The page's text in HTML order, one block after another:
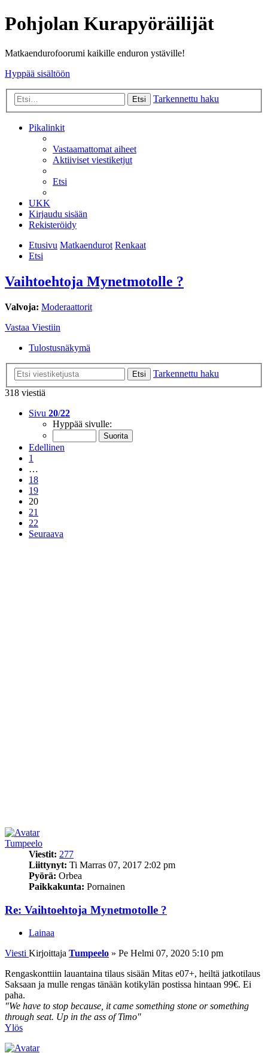
Pohjolan Kurapyöräilijät
Matkaendurofoorumi kaikille enduron ystäville!
Hyppää sisältöön
Etsi Tarkennettu haku
Pikalinkit
Vastaamattomat aiheet
Aktiiviset viestiketjut
Etsi
UKK
Kirjaudu sisään
Rekisteröidy
Etusivu Matkaendurot Renkaat
Etsi
Vaihtoehtoja Mynetmotolle ?
Valvoja: Moderaattorit
Vastaa Viestiin
Tulostusnäkymä
Etsi
Tarkennettu haku
318 viestiä
Sivu 20/22
Hyppää sivulle:
Edellinen
1
…
18
19
20
21
22
Seuraava
Tumpeelo
Viestit: 277
Liittynyt: Ti Marras 07, 2017 2:02 pm
Pyörä: Orbea
Paikkakunta: Pornainen
Re: Vaihtoehtoja Mynetmotolle ?
Lainaa
Viesti Kirjoittaja Tumpeelo » Pe Helmi 07, 2020 5:10 pm
Rengaskonttiin lauantaina tilaus sisään Mitas e07+, heiltä jatkotilaus
Saksaan ja mulle rengas tänään kotikylän postissa hintaan 99€. Ei
paha.
"We have to stop because, it came something stone or something
through seat. Up in the ass of Timo"
Ylös